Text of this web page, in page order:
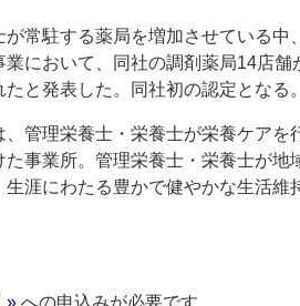
常駐する薬局を増加させている中
において、同社の調剤薬局14店舗
と発表した。同社初の認定となる。
管理栄養士・栄養士が栄養ケアを
事業所。管理栄養士・栄養士が地
涯にわたる豊かで健やかな生活維
» への申込みが必要です。